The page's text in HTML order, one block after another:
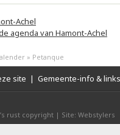
Achel
agenda van Hamont-Achel
» Petanque
site | Gemeente-info & links
rust copyright | Site: Webstylers